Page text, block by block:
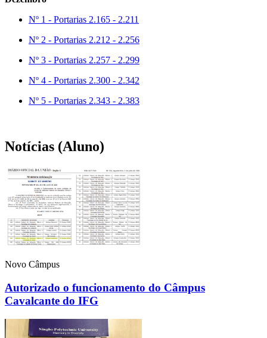
Nº 1 - Portarias 2.165 - 2.211
Nº 2 - Portarias 2.212 - 2.256
Nº 3 - Portarias 2.257 - 2.299
Nº 4 - Portarias 2.300 - 2.342
Nº 5 - Portarias 2.343 - 2.383
Notícias (Aluno)
Novo Câmpus
Autorizado o funcionamento do Câmpus
Cavalcante do IFG